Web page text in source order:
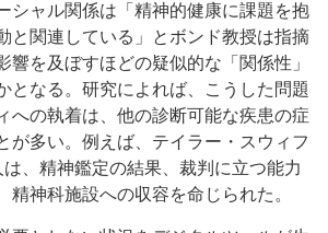
シャル関係は「精神的健康に課題を抱
と関連している」とボンド教授は指摘
響を及ぼすほどの疑似的な「関係性」
となる。研究によれば、こうした問題
への執着は、他の診断可能な疾患の症
が多い。例えば、テイラー・スウィフ
は、精神鑑定の結果、裁判に立つ能力
精神科施設への収容を命じられた。